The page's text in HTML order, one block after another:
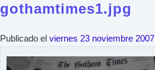
gothamtimes1.jpg
Publicado el viernes 23 noviembre 2007